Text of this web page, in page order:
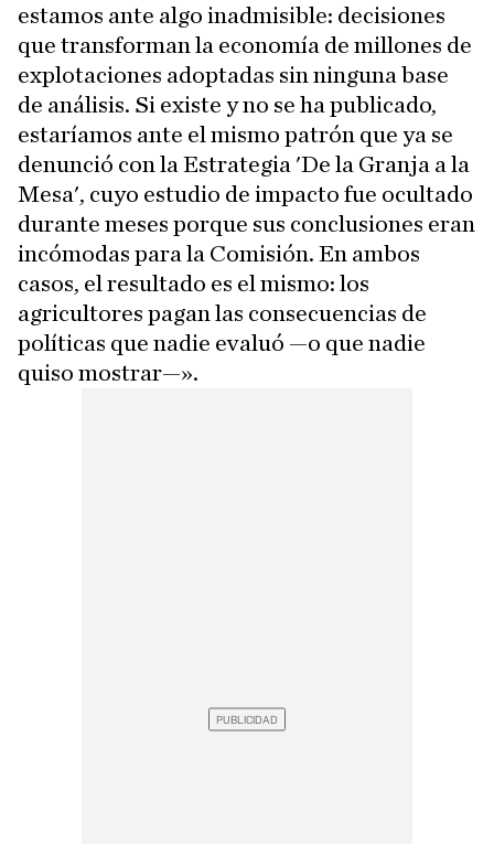
estamos ante algo inadmisible: decisiones
que transforman la economía de millones de
explotaciones adoptadas sin ninguna base
de análisis. Si existe y no se ha publicado,
estaríamos ante el mismo patrón que ya se
denunció con la Estrategia 'De la Granja a la
Mesa', cuyo estudio de impacto fue ocultado
durante meses porque sus conclusiones eran
incómodas para la Comisión. En ambos
casos, el resultado es el mismo: los
agricultores pagan las consecuencias de
políticas que nadie evaluó —o que nadie
quiso mostrar—».